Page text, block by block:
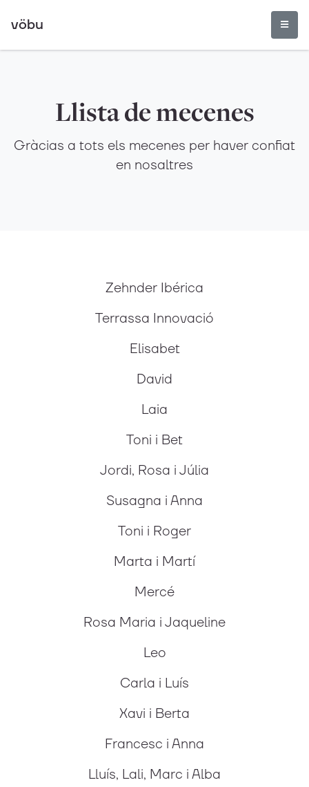
vöbu
Llista de mecenes
Gràcias a tots els mecenes per haver confiat
en nosaltres
Zehnder Ibérica
Terrassa Innovació
Elisabet
David
Laia
Toni i Bet
Jordi, Rosa i Júlia
Susagna i Anna
Toni i Roger
Marta i Martí
Mercé
Rosa Maria i Jaqueline
Leo
Carla i Luís
Xavi i Berta
Francesc i Anna
Lluís, Lali, Marc i Alba